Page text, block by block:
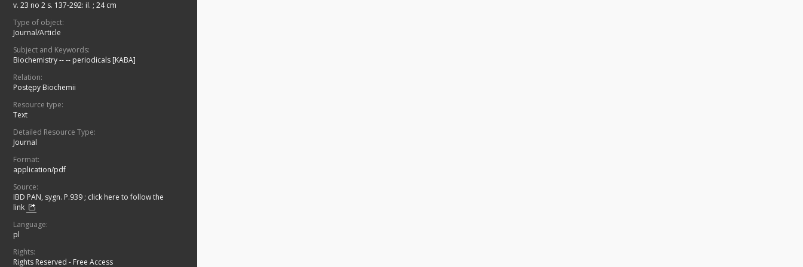
v. 23 no 2 s. 137-292: il. ; 24 cm
Type of object:
Journal/Article
Subject and Keywords:
Biochemistry -- -- periodicals [KABA]
Relation:
Postępy Biochemii
Resource type:
Text
Detailed Resource Type:
Journal
Format:
application/pdf
Source:
IBD PAN, sygn. P.939 ; click here to follow the
link
Language:
pl
Rights:
Rights Reserved - Free Access